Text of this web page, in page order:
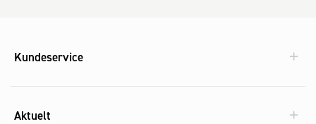
Kundeservice
Aktuelt